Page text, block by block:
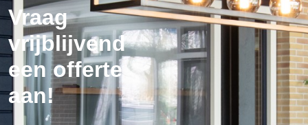
Vraag
vrijblijvend
een offerte
aan!